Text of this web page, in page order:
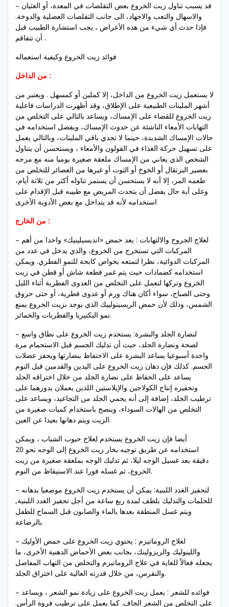
– قد يسبب تناول زيت الخروع بعض التقلصات في المعدة، أو الغثيان
والاسهال والتعب والاجهاد، الى جانب التقلصات العضلية والدوخة.
فإذا حدث أي شيء من هذه الأعراض ، يجب استشارة الطبيب قبل
أن تتفاقم .
فوائد زيت الخروع وكيفية استعماله
من الداخل :
لا يستعمل زيت الخروع من الداخل، إلا كملين أو كمسهل . ويعتبر من
أشهر الملينات الطبيعية على الإطلاق، وقد أظهرت الدراسات فاعلية
زيت الخروع للقضاء على الإمساك، ويساعد بالتالي على التخلص من
التهابات الأمعاء الناشئة عن حدوث الإمساك، ويفضل استخدامه في
حالات الإمساك الشديدة، حينما لا تجدي باقي الملينات، وبالتالي يعمل
على تسهيل حركة الغذاء في القولون والأمعاء ، ويستحسن أن يتناول
الشخص الذي يعاني من الإمساك ملعقة صغيرة يوميا منه مع مزجه
بعصير البرتقال أو الخوخ أو التوت أو غيرها من العصائر للتخلص من
طعمه المر، إلا أنه لا يستحسن أن يستمر تناوله أكثر من ثلاثة أيام،
وعلى أية حال يفضل أن يتحدث المريض مع طبيبه قبل الإقدام على
استخدامه لأنه قد يتداخل مع بعض الأدوية الأخرى
من الخارج :
– لعلاج الجروح والالتهابات : يعد حمض «انديسيلينيك» واحدا من أهم
المركبات التي تستخرج من الخروع، والذي يدخل في عدد من
المركبات الدوائية، نظرا لتمتعه بخواص كابحة للنمو الفطري. ويمكن
استخدامه كضمادات حيث يتم غمر قطعة شاش أو قطن في زيت
الخروع وتركها لتعمل على التخلص من العدوى الفطرية أثناء الليل
وحتى الصباح، سواء أكان هناك ورم أو عدوى فطرية، أو حتى حروق
الشمس، وذلك لأن حمض الريسينولييك الذي يوجد بزيت الخروع يمنع
نمو البكتيريا والفطريات والخمائر.
– لنضارة الجلد والبشرة: يستخدم زيت الخروع على نطاق واسع
لصحة ونضارة الجلد، حيث أن تدليك الجسم قبل الاستحمام مرة
واحدة أسبوعيا يساعد البشرة على الاحتفاظ بنضارتها ويحفز عضلات
الجسم. كذلك فإن دهان زيت الخروع على اليدين والقدمين قبل النوم
يساعد على الحفاظ على نضارة الجلد من خلال اختراقه الجلد
وتحفيزه إنتاج الكولاجين والإيلاستين اللذين يعملان بدورهما على
ترطيب الجلد، إضافة إلى أنه يحمي الجلد من التجاعيد، ويساعد على
التخلص من الهالات السوداء، وينصح باستخدام كميات صغيرة من
الزيت ويتم دهانها بعيدا عن العين.
أيضا فإن زيت الخروع يستخدم لعلاج حبوب الشباب ، ويمكن
استخدامه عن طريق توجيه بخار زيت الخروع إلى الوجه نحو 20
دقيقة بعد غسيل الوجه ليلا، ثم تدليك الوجه بملعقة صغيرة من زيت
الخروع، ثم غسله فورا عند الاستيقاظ من النوم.
– لتحفيز الغدد اللبنية: يمكن أن يستخدم زيت الخروع موضعيا بدهانه
للحلمات والتدليك بلطف لمدة ربع ساعة من أجل تحفيز الغدد اللبنية,
ويتم غسل المنطقة بعدها بالماء والصابون قبل السماح للطفل
بالرضاعة.
– لعلاج الروماتيزم : يحتوي زيت الخروع على حمض الأوليك
واللينوليك والريزولينك، بجانب بعض الأحماض الدهنية الأخرى، ما
يجعله فعالاً للغاية في علاج الروماتيزم والتخلص من التهاب المفاصل
والنقرس، من خلال قدرته العالية على اختراق الجلد.
– فوائده للشعر : يعمل زيت الخروع على زيادة نمو الشعر ، ويساعد
على التخلص من الشعر الجاف. كما يعمل على ترطيب فروة الرأس.